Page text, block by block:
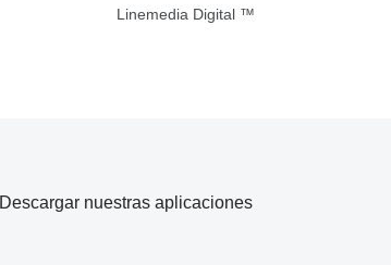
Linemedia Digital ™
Descargar nuestras aplicaciones